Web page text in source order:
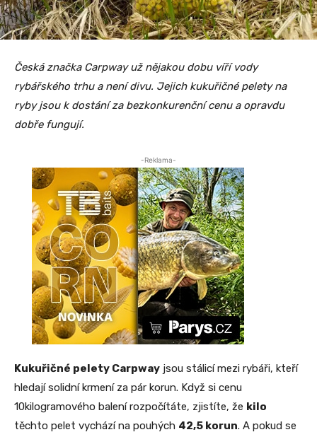
Česká značka Carpway už nějakou dobu víří vody
rybářského trhu a není divu. Jejich kukuřičné pelety na
ryby jsou k dostání za bezkonkurenční cenu a opravdu
dobře fungují.
-Reklama-
Kukuřičné pelety Carpway jsou stálicí mezi rybáři, kteří
hledají solidní krmení za pár korun. Když si cenu
10kilogramového balení rozpočítáte, zjistíte, že kilo
těchto pelet vychází na pouhých 42,5 korun. A pokud se